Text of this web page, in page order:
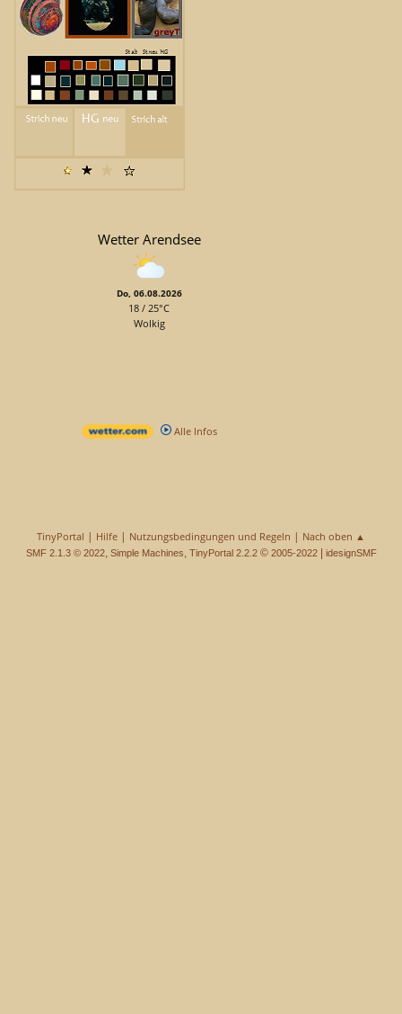
Wetter Arendsee
Do, 06.08.2026
18 / 25°C
Wolkig
Alle Infos
TinyPortal | Hilfe | Nutzungsbedingungen und Regeln | Nach oben ▲
SMF 2.1.3 © 2022, Simple Machines, TinyPortal 2.2.2© 2005-2022| idesignSMF